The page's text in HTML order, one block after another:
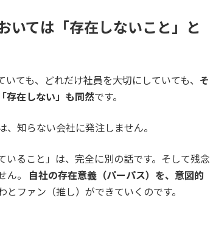
いては「存在しないこと」と
ても、どれだけ社員を大切にしていても、 そ
存在しない」も同然です。
知らない会社に発注しません。
いること」は、完全に別の話です。そして残念
ん。
自社の存在意義（パーパス）を、意図的
とファン（推し）ができていくのです。